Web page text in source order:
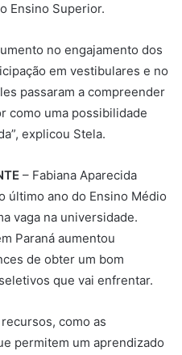
Ensino Superior.
no engajamento dos
em vestibulares e no
passaram a compreender
como uma possibilidade
explicou Stela.
– Fabiana Aparecida
último ano do Ensino Médio
vaga na universidade.
Paraná aumentou
de obter um bom
que vai enfrentar.
como as
permitem um aprendizado